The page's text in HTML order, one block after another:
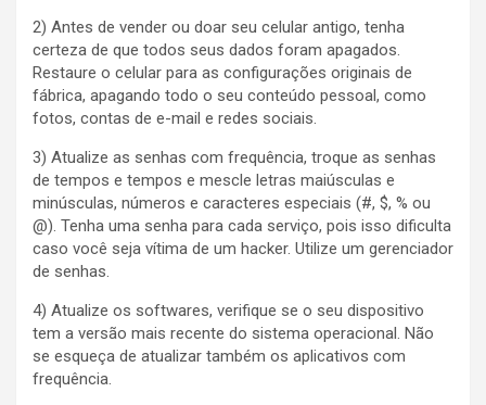
2) Antes de vender ou doar seu celular antigo, tenha
certeza de que todos seus dados foram apagados.
Restaure o celular para as configurações originais de
fábrica, apagando todo o seu conteúdo pessoal, como
fotos, contas de e-mail e redes sociais.
3) Atualize as senhas com frequência, troque as senhas
de tempos e tempos e mescle letras maiúsculas e
minúsculas, números e caracteres especiais (#, $, % ou
@). Tenha uma senha para cada serviço, pois isso dificulta
caso você seja vítima de um hacker. Utilize um gerenciador
de senhas.
4) Atualize os softwares, verifique se o seu dispositivo
tem a versão mais recente do sistema operacional. Não
se esqueça de atualizar também os aplicativos com
frequência.